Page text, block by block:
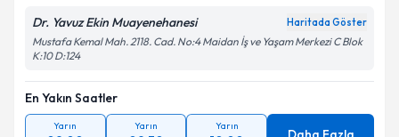
Dr. Yavuz Ekin Muayenehanesi Haritada Göster
Mustafa Kemal Mah. 2118. Cad. No:4 Maidan İş ve Yaşam Merkezi C Blok
K:10 D:124
En Yakın Saatler
Yarın Yarın Yarın